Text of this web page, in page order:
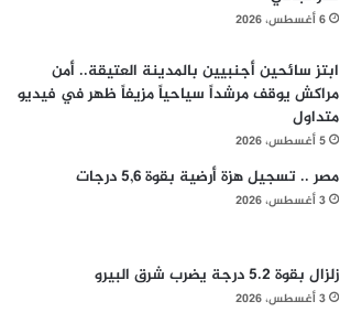
6 أغسطس، 2026
ابتز سائحين أجنبيين بالمدينة العتيقة.. أمن
مراكش يوقف مرشداً سياحياً مزيفاً ظهر في فيديو
متداول
5 أغسطس، 2026
مصر .. تسجيل هزة أرضية بقوة 5,6 درجات
3 أغسطس، 2026
زلزال بقوة 5.2 درجة يضرب شرق البيرو
3 أغسطس، 2026